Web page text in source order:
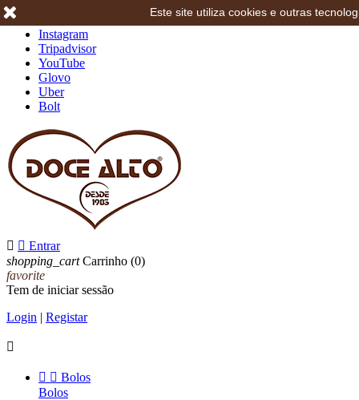
Instagram
Tripadvisor
YouTube
Glovo
Uber
Bolt
  Entrar
shopping_cart Carrinho (0)
favorite
Tem de iniciar sessão
Login | Registar

  Bolos
Bolos
Este site utiliza cookies e outras